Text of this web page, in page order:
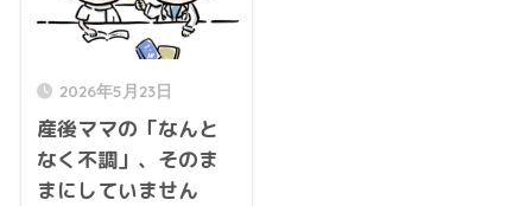
2026年5月23日
産後ママの「なんと
なく不調」、そのま
まにしていません